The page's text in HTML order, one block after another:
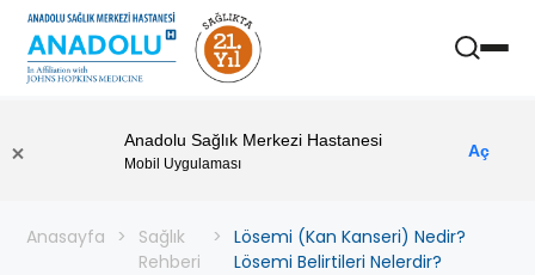
Anadolu Sağlık Merkezi Hastanesi
Mobil Uygulaması
Aç
Anasayfa
Sağlık
Rehberi
Lösemi (Kan Kanseri) Nedir?
Lösemi Belirtileri Nelerdir?